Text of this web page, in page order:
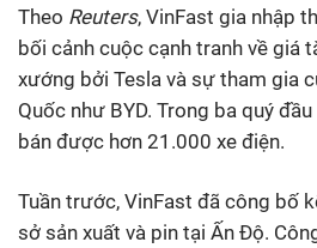
Theo Reuters, VinFast gia nhập
bối cảnh cuộc cạnh tranh về giá
xướng bởi Tesla và sự tham gia
Quốc như BYD. Trong ba quý
bán được hơn 21.000 xe điện.
Tuần trước, VinFast đã công bố
sở sản xuất và pin tại Ấn Độ.